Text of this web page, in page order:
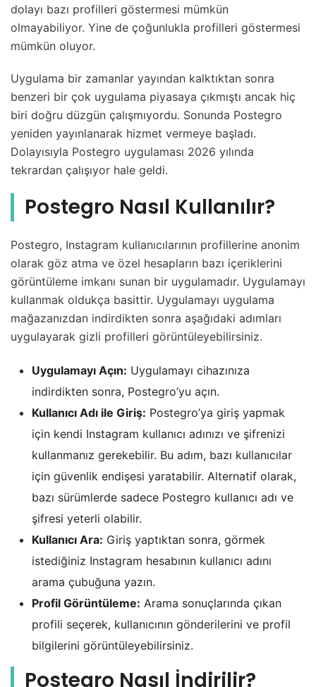
dolayı bazı profilleri göstermesi mümkün
olmayabiliyor. Yine de çoğunlukla profilleri göstermesi
mümkün oluyor.
Uygulama bir zamanlar yayından kalktıktan sonra
benzeri bir çok uygulama piyasaya çıkmıştı ancak hiç
biri doğru düzgün çalışmıyordu. Sonunda Postegro
yeniden yayınlanarak hizmet vermeye başladı.
Dolayısıyla Postegro uygulaması 2026 yılında
tekrardan çalışıyor hale geldi.
Postegro Nasıl Kullanılır?
Postegro, Instagram kullanıcılarının profillerine anonim
olarak göz atma ve özel hesapların bazı içeriklerini
görüntüleme imkanı sunan bir uygulamadır. Uygulamayı
kullanmak oldukça basittir. Uygulamayı uygulama
mağazanızdan indirdikten sonra aşağıdaki adımları
uygulayarak gizli profilleri görüntüleyebilirsiniz.
Uygulamayı Açın: Uygulamayı cihazınıza
indirdikten sonra, Postegro’yu açın.
Kullanıcı Adı ile Giriş: Postegro’ya giriş yapmak
için kendi Instagram kullanıcı adınızı ve şifrenizi
kullanmanız gerekebilir. Bu adım, bazı kullanıcılar
için güvenlik endişesi yaratabilir. Alternatif olarak,
bazı sürümlerde sadece Postegro kullanıcı adı ve
şifresi yeterli olabilir.
Kullanıcı Ara: Giriş yaptıktan sonra, görmek
istediğiniz Instagram hesabının kullanıcı adını
arama çubuğuna yazın.
Profil Görüntüleme: Arama sonuçlarında çıkan
profili seçerek, kullanıcının gönderilerini ve profil
bilgilerini görüntüleyebilirsiniz.
Postegro Nasıl İndirilir?